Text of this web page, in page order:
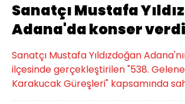
Sanatçı Mustafa
Adana'da konser verdi
Sanatçı Mustafa Yıldızdoğan
ilçesinde gerçekleştirilen "538.
Karakucak Güreşleri" kapsamında